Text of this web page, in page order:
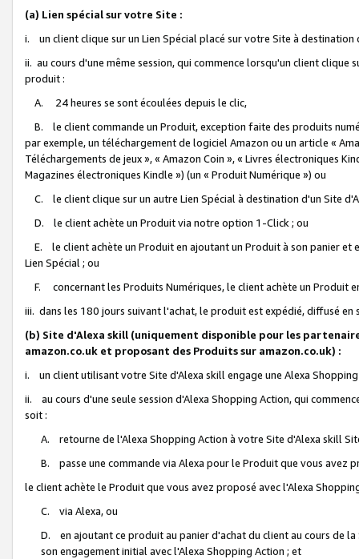
(a) Lien spécial sur votre Site :
i. un client clique sur un Lien Spécial placé sur votre Site à destination
ii. au cours d'une même session, qui commence lorsqu'un client
produit :
A. 24 heures se sont écoulées depuis le clic,
B. le client commande un Produit, exception faite des produits
par exemple, un téléchargement de logiciel Amazon ou un article «
Téléchargements de jeux », « Amazon Coin », « Livres électroniques
Magazines électroniques Kindle ») (un « Produit Numérique ») ou
C. le client clique sur un autre Lien Spécial à destination d'un Site
D. le client achète un Produit via notre option 1-Click ; ou
E. le client achète un Produit en ajoutant un Produit à son panier et
Lien Spécial ; ou
F. concernant les Produits Numériques, le client achète un Produit
iii. dans les 180 jours suivant l'achat, le produit est expédié, diffusé
(b) Site d'Alexa skill (uniquement disponible pour les
amazon.co.uk et proposant des Produits sur amazon.co.uk) :
i. un client utilisant votre Site d'Alexa skill engage une Alexa
ii. au cours d'une seule session d'Alexa Shopping Action, qui
soit :
A. retourne de l'Alexa Shopping Action à votre Site d'Alexa skill
B. passe une commande via Alexa pour le Produit que vous avez
le client achète le Produit que vous avez proposé avec l'Alexa
C. via Alexa, ou
D. en ajoutant ce produit au panier d'achat du client au cours de
son engagement initial avec l'Alexa Shopping Action ; et